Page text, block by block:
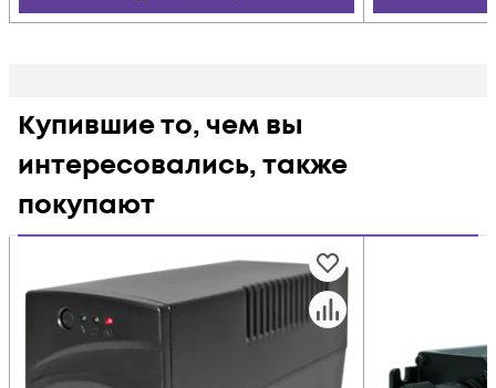
Купившие то, чем вы
интересовались, также
покупают